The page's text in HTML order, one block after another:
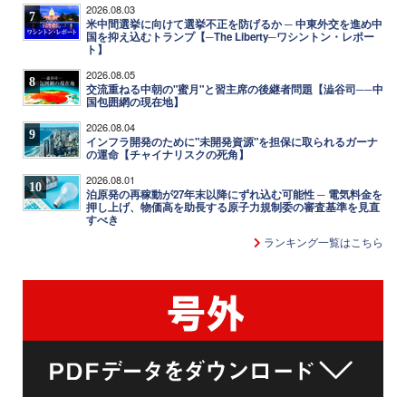
7 2026.08.03
米中間選挙に向けて選挙不正を防げるか ─ 中東外交を進め中
国を抑え込むトランプ【─The Liberty─ワシントン・レポー
ト】
8 2026.08.05
交流重ねる中朝の"蜜月"と習主席の後継者問題【澁谷司──中
国包囲網の現在地】
9 2026.08.04
インフラ開発のために"未開発資源"を担保に取られるガーナ
の運命【チャイナリスクの死角】
10 2026.08.01
泊原発の再稼動が27年末以降にずれ込む可能性 ─ 電気料金を
押し上げ、物価高を助長する原子力規制委の審査基準を見直
すべき
ランキング一覧はこちら